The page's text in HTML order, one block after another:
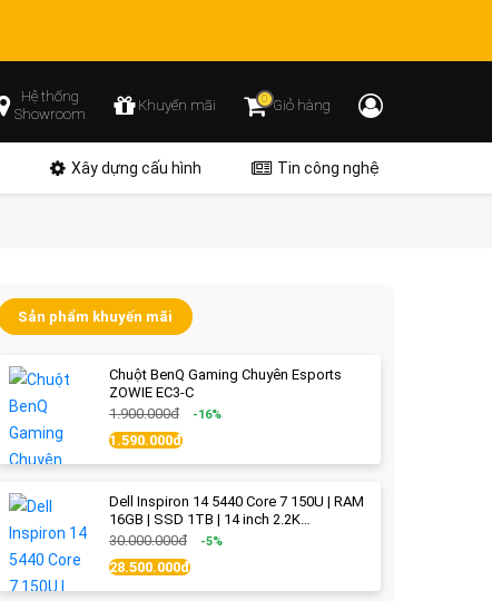
Hệ thống
Showroom
Khuyến mãi 0Giỏ hàng
Xây dựng cấu hình
Tin công nghệ
Sản phẩm khuyến mãi
Chuột BenQ Gaming Chuyên Esports
ZOWIE EC3-C
1.900.000đ
-16%
1.590.000đ
Dell Inspiron 14 5440 Core 7 150U | RAM
16GB | SSD 1TB | 14 inch 2.2K
(2240x1400) IPS | Ice Blue - New Fullbox
30.000.000đ -5%
28.500.000đ